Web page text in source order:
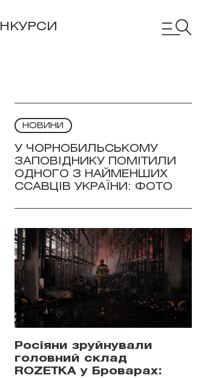
НОВИНИ
У ЧОРНОБИЛЬСЬКОМУ
ЗАПОВІДНИКУ ПОМІТИЛИ
ОДНОГО З НАЙМЕНШИХ
ССАВЦІВ УКРАЇНИ: ФОТО
Росіяни зруйнували
головний склад
ROZETKA у Броварах: